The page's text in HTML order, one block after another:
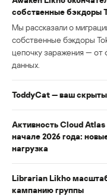
собственные бэкдоры
Мы рассказали о
собственные бэкдоры
цепочку заражения — от
данных.
ToddyCat — ваш
Активность Cloud Atlas
начале 2026 года:
нагрузка
Librarian Likho
кампанию группы